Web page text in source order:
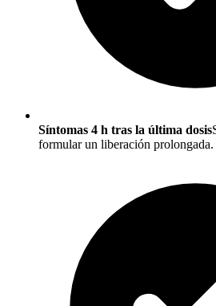
Síntomas 4 h tras la última dosis
formular un liberación prolongada.